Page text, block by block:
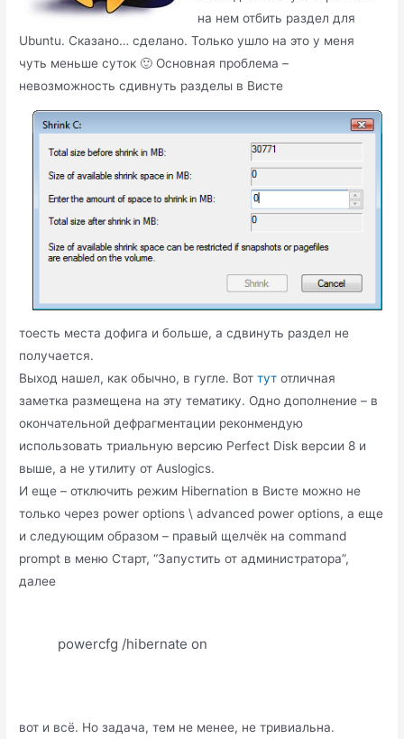
на нем отбить раздел для
Ubuntu. Сказано… сделано. Только ушло на это у меня
чуть меньше суток 🙂 Основная проблема –
невозможность сдивнуть разделы в Висте
тоесть места дофига и больше, а сдвинуть раздел не
получается.
Выход нашел, как обычно, в гугле. Воттут отличная
заметка размещена на эту тематику. Одно дополнение – в
окончательной дефрагментации реконмендую
использовать триальную версию Perfect Disk версии 8 и
выше, а не утилиту от Auslogics.
И еще – отключить режим Hibernation в Висте можно не
только через power options \ advanced power options, а еще
и следующим образом – правый щелчёк на command
prompt в меню Старт, “Запустить от администратора”,
далее
powercfg /hibernate on
вот и всё. Но задача, тем не менее, не тривиальна.